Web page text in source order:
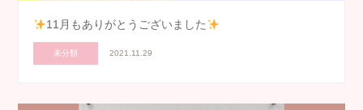
11月もありがとうございました
未分類 2021.11.29